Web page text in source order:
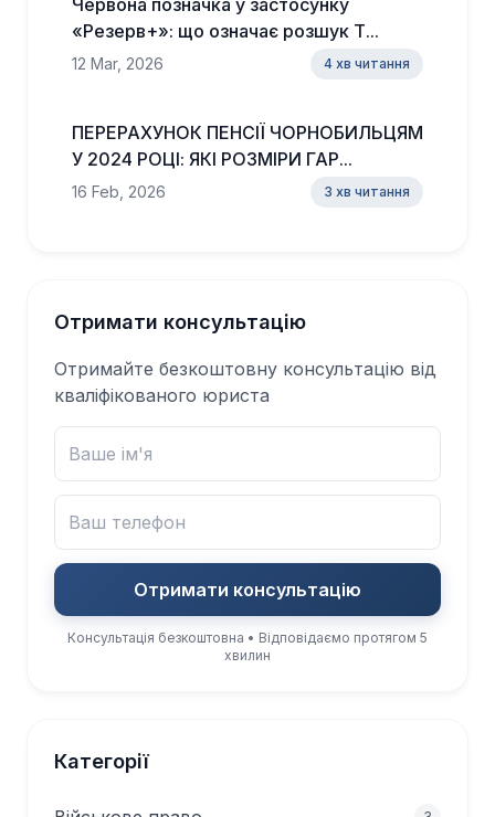
Червона позначка у застосунку
«Резерв+»: що означає розшук Т...
12 Mar, 2026 4 хв читання
ПЕРЕРАХУНОК ПЕНСІЇ ЧОРНОБИЛЬЦЯМ
У 2024 РОЦІ: ЯКІ РОЗМІРИ ГАР...
16 Feb, 2026 3 хв читання
Отримати консультацію
Отримайте безкоштовну консультацію від
кваліфікованого юриста
Отримати консультацію
Консультація безкоштовна • Відповідаємо протягом 5
хвилин
Категорії